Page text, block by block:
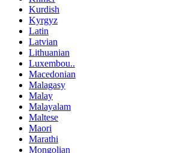
Kurdish
Kyrgyz
Latin
Latvian
Lithuanian
Luxembou..
Macedonian
Malagasy
Malay
Malayalam
Maltese
Maori
Marathi
Mongolian